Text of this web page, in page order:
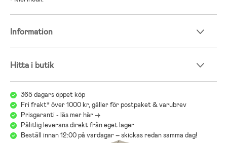
Information
Hitta i butik
365 dagars öppet köp
Fri frakt* över 1000 kr, gäller för postpaket & varubrev
Prisgaranti - läs mer här ->
Pålitlig leverans direkt från eget lager
Beställ innan 12:00 på vardagar – skickas redan samma dag!